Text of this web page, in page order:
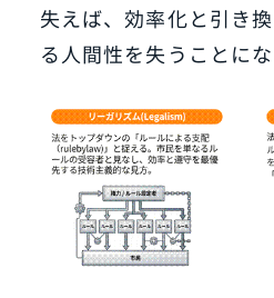
失えば、効率化と引き
る人間性を失うことにな